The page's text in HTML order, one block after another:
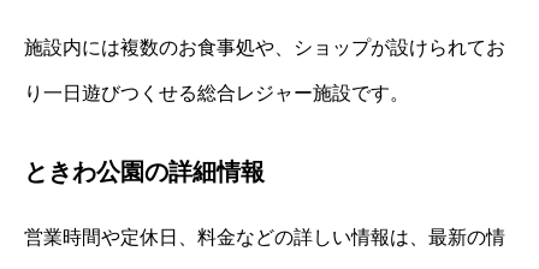
施設内には複数のお食事処や、ショップが設けられてお
り一日遊びつくせる総合レジャー施設です。
ときわ公園の詳細情報
営業時間や定休日、料金などの詳しい情報は、最新の情